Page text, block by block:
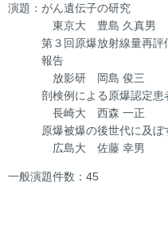
演題：がん遺伝子の研究
東京大 豊島 久真男
第３回原爆放射線量再
報告
放影研 岡島 俊三
剖検例による原爆認定患
長崎大 西森 一正
原爆被爆の後世代に及
広島大 佐藤 幸男
一般演題件数：45